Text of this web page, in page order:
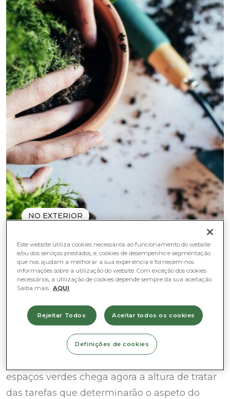
NO EXTERIOR
Os dias mais curtos, as temperaturas a
descer e as primeiras chuvas a cair não
deixam margem para enganos: O outono
está a chegar!
espaços verdes chega agora a altura de tratar
das tarefas que determinarão o aspeto do
Este website utiliza cookies necessários ao funcionamento do website
e/ou dos serviços prestados, e, cookies de desempenho e segmentação
que nos ajudam a melhorar a sua experiência e fornecem-nos
informações sobre a utilização do website. Com exceção dos cookies
necessários, a utilização de cookies depende sempre da sua aceitação.
Saiba mais AQUI
Rejeitar Todos Aceitar todos os cookies
Definições de cookies